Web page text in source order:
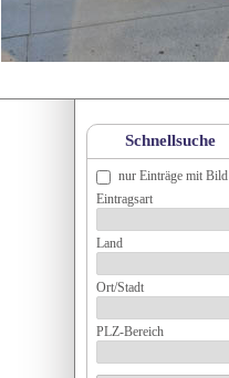
Schnellsuche
nur Einträge mit Bild
Eintragsart
Land
Ort/Stadt
PLZ-Bereich